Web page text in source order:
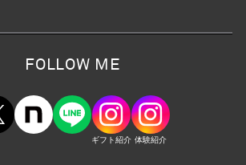
FOLLOW ME
ギフト紹介 体験紹介